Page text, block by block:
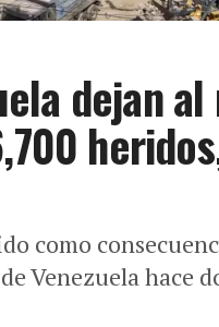
dejan al
como
Venezuela hace